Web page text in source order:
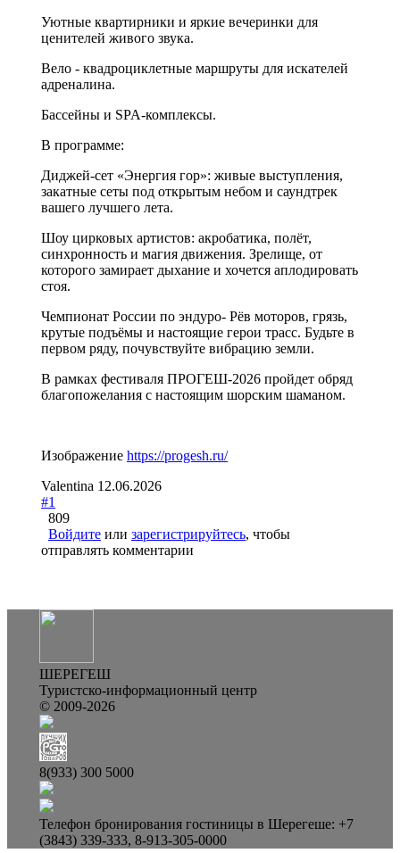
Уютные квартирники и яркие вечеринки для
ценителей живого звука.
Вело - квадроциклетные маршруты для искателей
адреналина.
Бассейны и SPA-комплексы.
В программе:
Диджей-сет «Энергия гор»: живые выступления,
закатные сеты под открытым небом и саундтрек
вашего лучшего лета.
Шоу цирковых артистов: акробатика, полёт,
синхронность и магия движения. Зрелище, от
которого замирает дыхание и хочется аплодировать
стоя.
Чемпионат России по эндуро- Рёв моторов, грязь,
крутые подъёмы и настоящие герои трасс. Будьте в
первом ряду, почувствуйте вибрацию земли.
В рамках фестиваля ПРОГЕШ-2026 пройдет обряд
благопожелания с настоящим шорским шаманом.
Изображение https://progesh.ru/
Valentina 12.06.2026
#1
809
Войдите или зарегистрируйтесь, чтобы
отправлять комментарии
ШЕРЕГЕШ
Туристско-информационный центр
© 2009-2026
8(933) 300 5000
Телефон бронирования гостиницы в Шерегеше: +7
(3843) 339-333, 8-913-305-0000